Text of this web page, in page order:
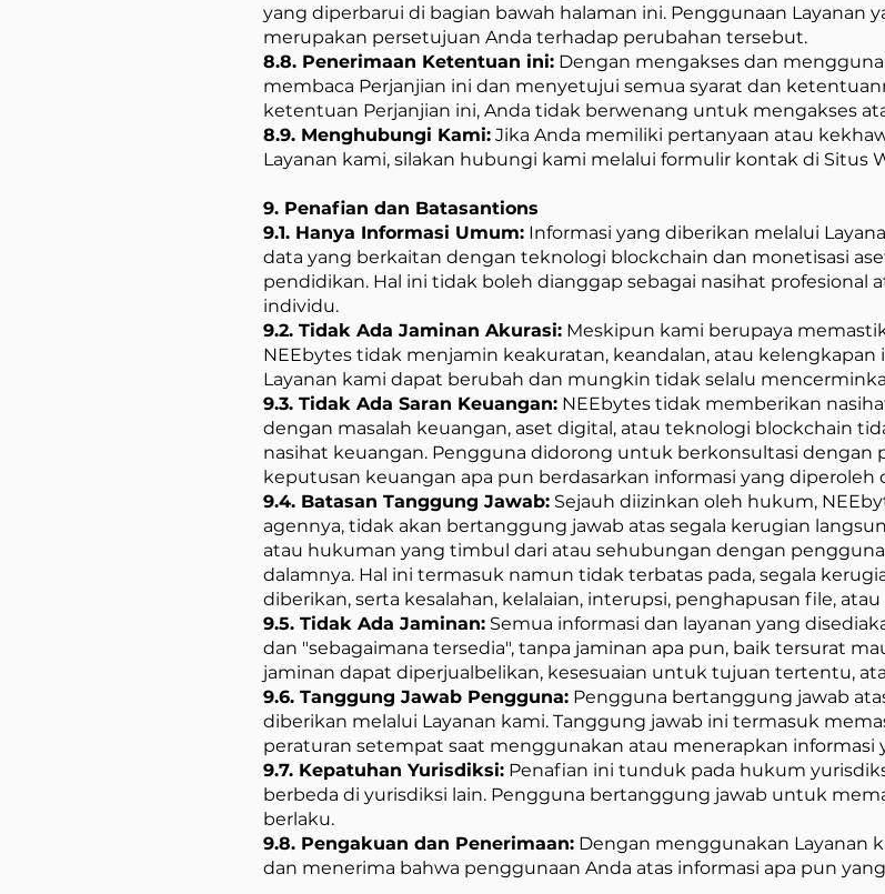
yang diperbarui di bagian bawah halaman ini. Penggunaan
merupakan persetujuan Anda terhadap perubahan tersebut.
8.8. Penerimaan Ketentuan ini: Dengan mengakses dan
membaca Perjanjian ini dan menyetujui semua syarat dan
ketentuan Perjanjian ini, Anda tidak berwenang untuk mengakses
8.9. Menghubungi Kami: Jika Anda memiliki pertanyaan atau
Layanan kami, silakan hubungi kami melalui formulir kontak di Situs
9. Penafian dan Batasantions
9.1. Hanya Informasi Umum: Informasi yang diberikan melalui
data yang berkaitan dengan teknologi blockchain dan monetisasi
pendidikan. Hal ini tidak boleh dianggap sebagai nasihat profesional
individu.
9.2. Tidak Ada Jaminan Akurasi: Meskipun kami berupaya
NEEbytes tidak menjamin keakuratan, keandalan, atau
Layanan kami dapat berubah dan mungkin tidak selalu
9.3. Tidak Ada Saran Keuangan: NEEbytes tidak memberikan
dengan masalah keuangan, aset digital, atau teknologi blockchain
nasihat keuangan. Pengguna didorong untuk berkonsultasi dengan
keputusan keuangan apa pun berdasarkan informasi yang diperoleh
9.4. Batasan Tanggung Jawab: Sejauh diizinkan oleh hukum,
agennya, tidak akan bertanggung jawab atas segala kerugian
atau hukuman yang timbul dari atau sehubungan dengan
dalamnya. Hal ini termasuk namun tidak terbatas pada, segala
diberikan, serta kesalahan, kelalaian, interupsi, penghapusan file,
9.5. Tidak Ada Jaminan: Semua informasi dan layanan yang
dan "sebagaimana tersedia", tanpa jaminan apa pun, baik tersurat
jaminan dapat diperjualbelikan, kesesuaian untuk tujuan tertentu,
9.6. Tanggung Jawab Pengguna: Pengguna bertanggung jawab
diberikan melalui Layanan kami. Tanggung jawab ini termasuk
peraturan setempat saat menggunakan atau menerapkan informasi
9.7. Kepatuhan Yurisdiksi: Penafian ini tunduk pada hukum
berbeda di yurisdiksi lain. Pengguna bertanggung jawab untuk
berlaku.
9.8. Pengakuan dan Penerimaan: Dengan menggunakan Layanan
dan menerima bahwa penggunaan Anda atas informasi apa pun